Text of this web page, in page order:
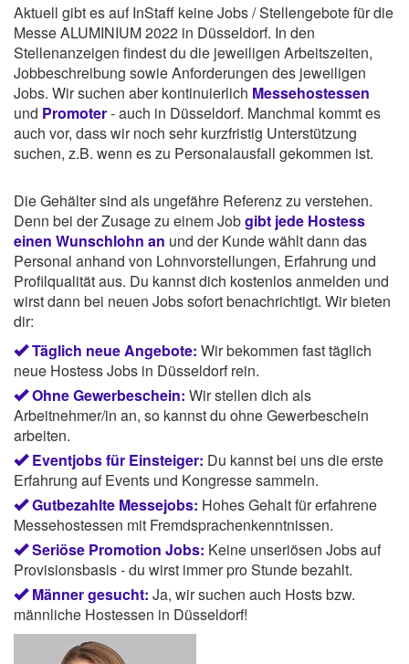
Aktuell gibt es auf InStaff keine Jobs / Stellengebote für die
Messe ALUMINIUM 2022 in Düsseldorf. In den
Stellenanzeigen findest du die jeweiligen Arbeitszeiten,
Jobbeschreibung sowie Anforderungen des jeweiligen
Jobs. Wir suchen aber kontinuierlich Messehostessen
und Promoter- auch in Düsseldorf. Manchmal kommt es
auch vor, dass wir noch sehr kurzfristig Unterstützung
suchen, z.B. wenn es zu Personalausfall gekommen ist.
Die Gehälter sind als ungefähre Referenz zu verstehen.
Denn bei der Zusage zu einem Jobgibt jede Hostess
einen Wunschlohn an und der Kunde wählt dann das
Personal anhand von Lohnvorstellungen, Erfahrung und
Profilqualität aus. Du kannst dich kostenlos anmelden und
wirst dann bei neuen Jobs sofort benachrichtigt. Wir bieten
dir:
Täglich neue Angebote: Wir bekommen fast täglich
neue Hostess Jobs in Düsseldorf rein.
Ohne Gewerbeschein: Wir stellen dich als
Arbeitnehmer/in an, so kannst du ohne Gewerbeschein
arbeiten.
Eventjobs für Einsteiger: Du kannst bei uns die erste
Erfahrung auf Events und Kongresse sammeln.
Gutbezahlte Messejobs: Hohes Gehalt für erfahrene
Messehostessen mit Fremdsprachenkenntnissen.
Seriöse Promotion Jobs: Keine unseriösen Jobs auf
Provisionsbasis - du wirst immer pro Stunde bezahlt.
Männer gesucht: Ja, wir suchen auch Hosts bzw.
männliche Hostessen in Düsseldorf!